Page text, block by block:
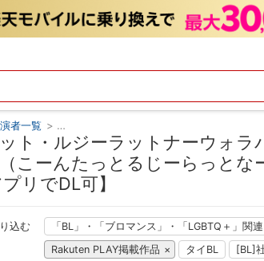
者一覧 > コーンタット・ルジーラットナーウォラパ
ト・ルジーラットナーウォ
こーんたっとるじーらっと
リでDL可】
込む 「BL」・「ブロマンス」・「LGBTQ＋」関
Rakuten PLAY掲載作品
タイBL [BL]